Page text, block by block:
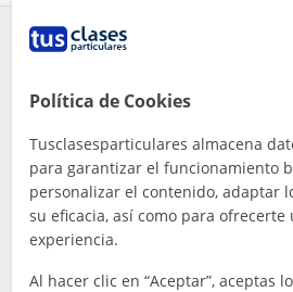
¿Hay algún error en este perfil?
Tus clases particulares Técnicas de estudio
Otros profesores de
en Alicante que pueden
Política de Cookies
Tusclasesparticulares almacena
para garantizar el funcionamiento
personalizar el contenido, adaptar
su eficacia, así como para ofrecerte
experiencia.
Al hacer clic en “Aceptar”, aceptas